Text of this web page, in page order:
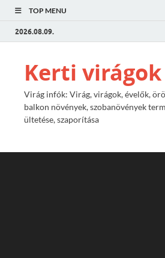
TOP MENU
2026.08.09.
Kerti virágok
Virág infók: Virág, virágok, évelők,
balkon növények, szobanövények
ültetése, szaporítása